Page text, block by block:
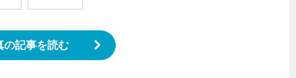
の記事を読む